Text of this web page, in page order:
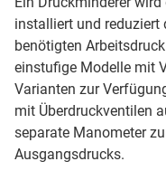
installiert und reduziert
benötigten
einstufige Modelle mit
Varianten zur
mit Überdruckventilen
separate Manometer
Ausgangsdrucks.